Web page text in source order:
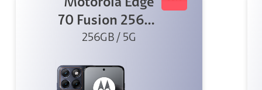
Motorola Edge
70 Fusion 256GB
Azul
256GB / 5G